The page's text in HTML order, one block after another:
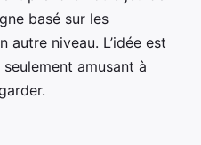
basé sur les
autre niveau. L’idée est
amusant à